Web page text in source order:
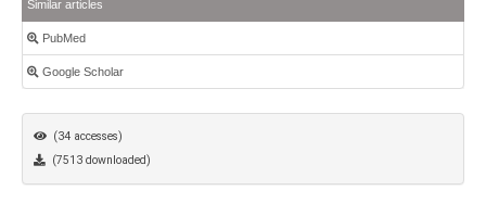
Similar articles
PubMed
Google Scholar
(34 accesses)
(7513 downloaded)